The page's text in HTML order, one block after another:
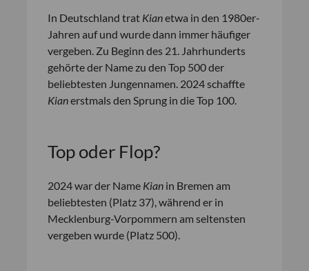
In Deutschland trat Kianetwa in den 1980er-
Jahren auf und wurde dann immer häufiger
vergeben. Zu Beginn des 21. Jahrhunderts
gehörte der Name zu den Top 500 der
beliebtesten Jungennamen. 2024 schaffte
Kianerstmals den Sprung in die Top 100.
Top oder Flop?
2024 war der Name Kian in Bremen am
beliebtesten (Platz 37), während er in
Mecklenburg-Vorpommern am seltensten
vergeben wurde (Platz 500).